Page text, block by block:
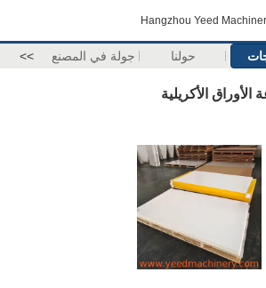
Hangzhou Yeed
حولنا جولة في المصنع >>
الأكريلية